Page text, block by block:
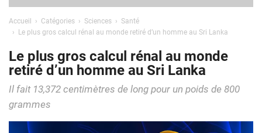
Accueil Catégories Sciences
Santé
Le plus gros calcul rénal au monde retiré d’un homme au Sri Lanka
Le plus gros calcul rénal au monde
retiré d’un homme au Sri Lanka
Il fait 13,372 centimètres de long pour un poids de 800
grammes